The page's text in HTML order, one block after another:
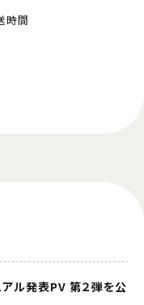
時間
アル発表PV 第２弾を公